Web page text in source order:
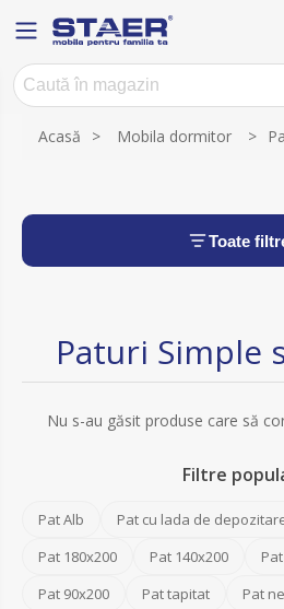
Acasă > Mobila dormitor >
Toate
Paturi Simple
Nu s-au găsit produse care să
Filtre
Pat Alb Pat cu lada de
Pat 180x200
Pat 140x200
Pat 90x200
Pat tapitat Pat